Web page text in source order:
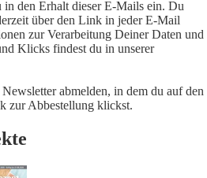
den Erhalt dieser E-Mails ein. Du
über den Link in jeder E-Mail
zur Verarbeitung Deiner Daten und
Klicks findest du in unserer
abmelden, in dem du auf den
zur Abbestellung klickst.